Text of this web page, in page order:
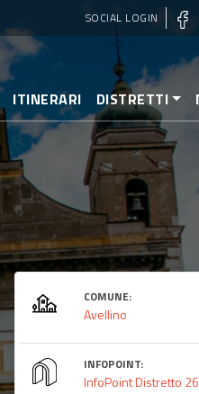
SOCIAL LOGIN
ITINERARI DISTRETTI
COMUNE:
Avellino
INFOPOINT:
InfoPoint Distretto 26